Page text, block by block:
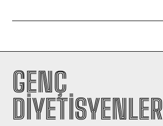
GENÇ
DIYETISYENLER